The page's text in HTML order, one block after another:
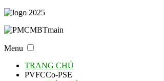
Menu
TRANG CHỦ
PVFCCo-PSE